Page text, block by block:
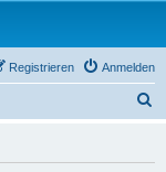
Anmelden
Registrieren